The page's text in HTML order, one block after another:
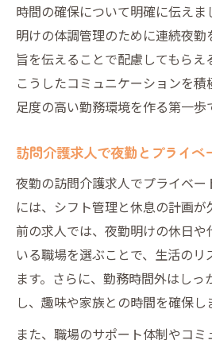
時間の確保について明確に伝えま
明けの体調管理のために連続夜
旨を伝えることで配慮してもらえ
こうしたコミュニケーションを
足度の高い勤務環境を作る第一歩
訪問介護求人で夜勤とプライベ
夜勤の訪問介護求人でプライベー
には、シフト管理と休息の計画
前の求人では、夜勤明けの休日や
いる職場を選ぶことで、生活のリ
ます。さらに、勤務時間外はし
し、趣味や家族との時間を確保し
また、職場のサポート体制やコ